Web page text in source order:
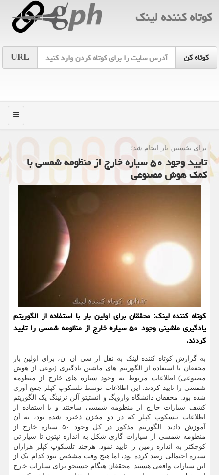
كوتاه كننده لینك
URL
منو
برای نخستین بار انجام شد؛
تایید وجود ۵۰ سیاره خارج از منظومه شمسی با
كمك هوش مصنوعی
كوتاه كننده لینك: محققان برای اولین بار با استفاده از الگوریتم
یادگیری ماشینی وجود ۵۰ سیاره خارج از منظومه شمسی را تایید
كردند.
به گزارش کوتاه کننده لینک به نقل از سی ان ان، برای اولین بار
محققان با استفاده از الگوریتم های ماشین یادگیری (نوعی از هوش
مصنوعی) اطلاعات مربوط به وجود سیاره های خارج از منظومه
شمسی را تایید کردند. این اطلاعات توسط تلسکوپ کپلر جمع آوری
شده بود. محققان دانشگاه وارویگ و انستیتو آلن ترنینگ یک الگوریتم
کشف سیارات خارج از منظومه شمسی ساختند و با استفاده از
اطلاعات تلسکوپ کپلر که در دو مخزن ذخیره شده بود، به آن
آموزش دادند. الگوریتم مذکور در کل وجود ۵۰ سیاره خارج از
منظومه شمسی از سیارات گازی شکل به اندازه نپتون تا سیاراتی
کوچکتر به اندازه زمین را تایید نمود. هرچند تلسکوپ کپلر هزاران
سیاره احتمالی رصد کرده بود، اما هیچ وقت مشخص نبود کدام یک از
این سیارات واقعی هستند. محققان هنگام جستجو برای سیارات خارج